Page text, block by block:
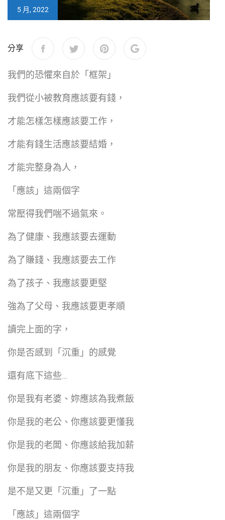
5 月, 2022
分享
我們的恐懼來自於「框架」
我們從小被教育應該要有錢，
才能怎樣怎樣應該要工作，
才能有錢生活應該要結婚，
才能完整身為人，
「應該」這兩個字
常壓得我們喘不過氣來。
為了健康、我應該要去運動
為了賺錢、我應該要去工作
為了孩子、我應該要更堅
強為了父母、我應該要更孝順
讀完上面的字，
你是否感到「沉重」的感覺
還有底下這些…
你是我有老婆、妳應該為我煮飯
你是我的老公、你應該要更懂我
你是我的老闆、你應該給我加薪
你是我的朋友、你應該要支持我
是不是又更「沉重」了一點
「應該」這兩個字